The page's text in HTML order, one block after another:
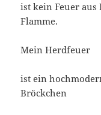
ist kein Feuer
Flamme.
Mein Herdfeuer
ist ein
Bröckchen